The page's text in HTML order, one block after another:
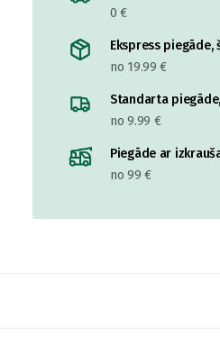
0 €
Ekspress
no 19.99 €
Standarta
no 9.99 €
Piegāde ar
no 99 €